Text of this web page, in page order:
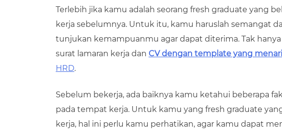
Terlebih jika kamu adalah seorang fresh graduate yang
kerja sebelumnya. Untuk itu, kamu haruslah semangat
tunjukan kemampuanmu agar dapat diterima. Tak
surat lamaran kerja dan CV dengan template yang
HRD.
Sebelum bekerja, ada baiknya kamu ketahui beberapa
pada tempat kerja. Untuk kamu yang fresh graduate
kerja, hal ini perlu kamu perhatikan, agar kamu dapat